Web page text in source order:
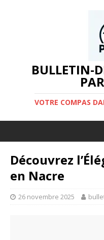
BULLETIN-
VOTRE COMPAS
Découvrez
en Nacre
26 novembre 2025